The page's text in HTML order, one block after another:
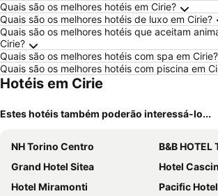
Quais são os melhores hotéis em Cirie?
Quais são os melhores hotéis de luxo em Cirie?
Quais são os melhores hotéis que aceitam
Cirie?
Quais são os melhores hotéis com spa em Cirie?
Quais são os melhores hotéis com piscina em
Hotéis em Cirie
Estes hotéis também poderão interessá-lo...
NH Torino Centro
B&B
Grand Hotel Sitea
Hotel Cascina
Hotel Miramonti
Pacific